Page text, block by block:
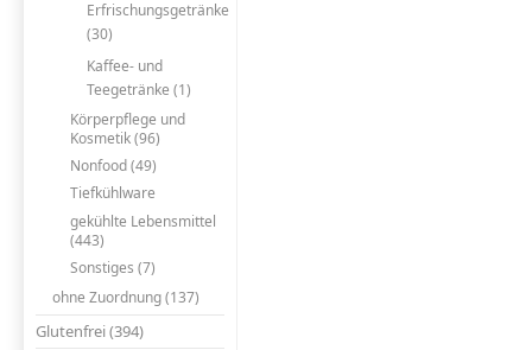
Erfrischungsgetränke
(30)
Kaffee- und
Teegetränke (1)
Körperpflege und
Kosmetik (96)
Nonfood (49)
Tiefkühlware
gekühlte Lebensmittel
(443)
Sonstiges (7)
ohne Zuordnung (137)
Glutenfrei (394)